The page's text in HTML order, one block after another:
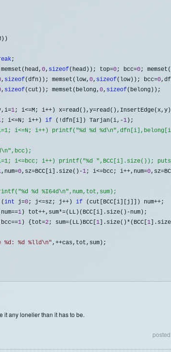
;
0, sizeof(head)); top=0; bcc=0;
, sizeof(dfn)); memset(low, 0, sizeof(low)); bcc=0
, sizeof(cut)); memset(belong, 0, sizeof(belong));
1; i<=M; i++)
; i<=N; i++) if (!dfn[i]) Tarjan(i,-1
i<=N; i++) printf("%d %d
i<=bcc; i++) printf("%d ",BCC[i].size());
,num=0,sz=BCC[i].size()-1; i<=bcc; i++,num=0
%d %I64d\n",num,tot,sum);
(int j=0; j<=sz; j++) if (cut[BCC[i][j]]) num++;
1) tot++,sum*=(LL)(BCC[i].size()-num);
1) {tot=2; sum=(LL)BCC[ 1].size()*(BCC[ 1
%d: %d %lld\n" ,++cas,tot,sum);
any lonelier than it has to be.